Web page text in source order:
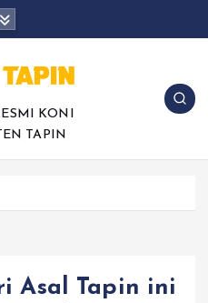
KONI
TAPIN
Asal Tapin ini